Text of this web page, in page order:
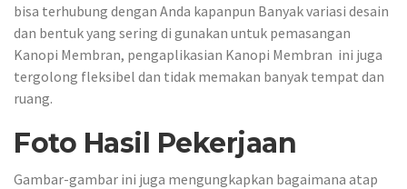
bisa terhubung dengan Anda kapanpun Banyak variasi desain
dan bentuk yang sering di gunakan untuk pemasangan
Kanopi Membran, pengaplikasian Kanopi Membran ini juga
tergolong fleksibel dan tidak memakan banyak tempat dan
ruang.
Foto Hasil Pekerjaan
Gambar-gambar ini juga mengungkapkan bagaimana atap